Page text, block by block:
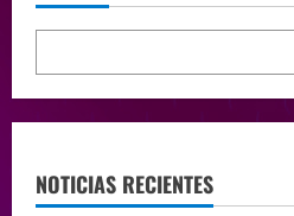
NOTICIAS RECIENTES